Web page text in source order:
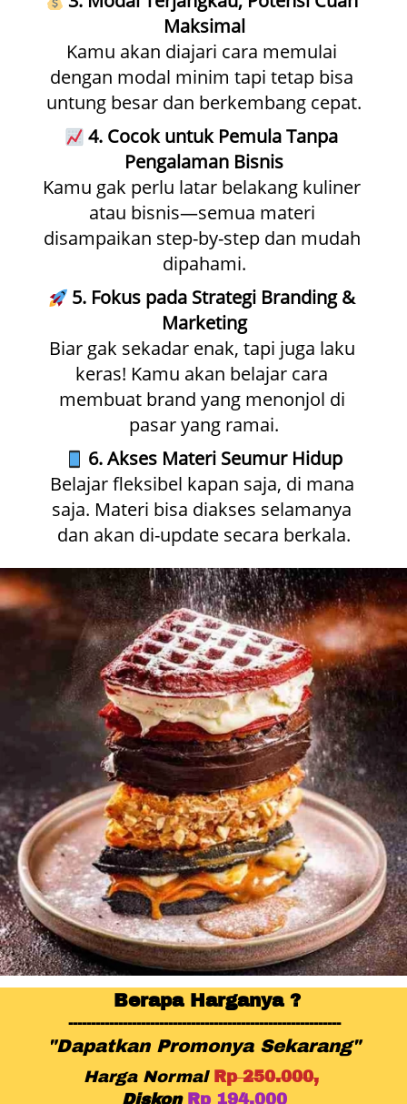
Maksimal
Kamu akan diajari cara memulai
dengan modal minim tapi tetap bisa
untung besar dan berkembang cepat.
4. Cocok untuk Pemula Tanpa
Pengalaman Bisnis
Kamu gak perlu latar belakang kuliner
atau bisnis—semua materi
disampaikan step-by-step dan mudah
dipahami.
5. Fokus pada Strategi Branding &
Marketing
Biar gak sekadar enak, tapi juga laku
keras! Kamu akan belajar cara
membuat brand yang menonjol di
pasar yang ramai.
6. Akses Materi Seumur Hidup
Belajar fleksibel kapan saja, di mana
saja. Materi bisa diakses selamanya
dan akan di-update secara berkala.
Berapa Harganya ?
------------------------------------------------------------
"Dapatkan Promonya Sekarang"
Harga Normal Rp 250.000,
Diskon Rp 194.000